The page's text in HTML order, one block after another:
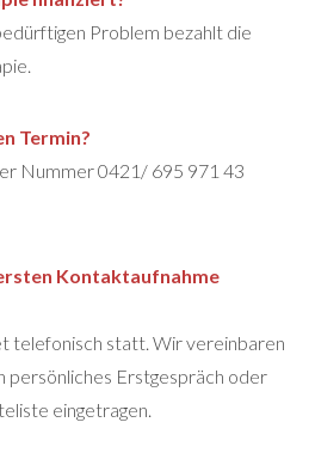
Problem bezahlt die
Termin?
Nummer 0421/ 695 971 43
Kontaktaufnahme
telefonisch statt. Wir vereinbaren
persönliches Erstgespräch oder
eingetragen.